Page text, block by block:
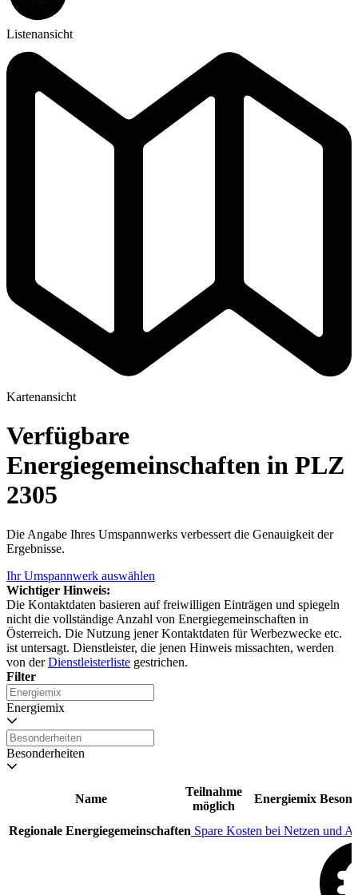
Listenansicht
Kartenansicht
Verfügbare
Energiegemeinschaften in PLZ
2305
Die Angabe Ihres Umspannwerks verbessert die Genauigkeit der
Ergebnisse.
Ihr Umspannwerk auswählen
Wichtiger Hinweis:
Die Kontaktdaten basieren auf freiwilligen Einträgen und spiegeln
nicht die vollständige Anzahl von Energiegemeinschaften in
Österreich. Die Nutzung jener Kontaktdaten für Werbezwecke etc.
ist untersagt. Dienstleister, die jenen Hinweis missachten, werden
von derDienstleisterliste gestrichen.
Filter
Energiemix
Besonderheiten
Name
Teilnahme
möglich
Energiemix
Regionale Energiegemeinschaften Spare Kosten bei Netzen und